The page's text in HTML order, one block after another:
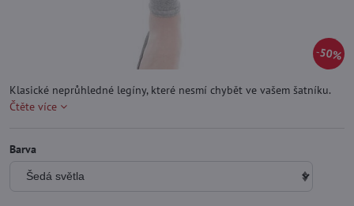
50%
Klasické neprůhledné legíny, které nesmí chybět ve vašem šatníku.
Čtěte více
Barva